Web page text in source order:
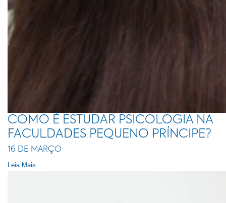
COMO É ESTUDAR PSICOLOGIA NA
FACULDADES PEQUENO PRÍNCIPE?
16 DE MARÇO
Leia Mais